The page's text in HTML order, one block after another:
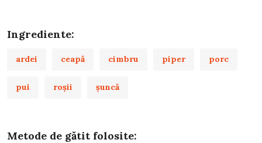
Ingrediente:
ardei ceapă cimbru piper porc
pui roşii şuncă
Metode de gătit folosite: